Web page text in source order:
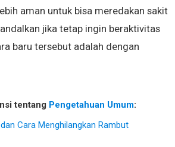
aman untuk bisa meredakan sakit
jika tetap ingin beraktivitas
baru tersebut adalah dengan
tentang Pengetahuan Umum:
Cara Menghilangkan Rambut